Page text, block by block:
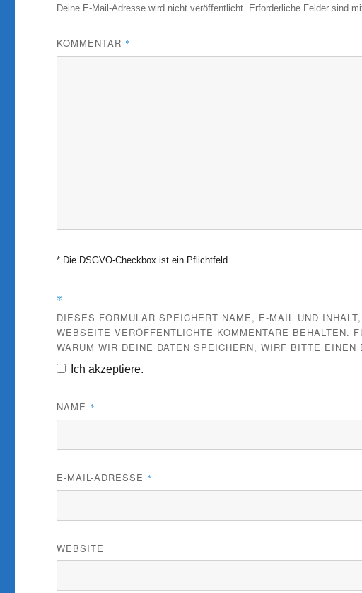
Deine E-Mail-Adresse wird nicht veröffentlicht. Erforderliche Felder sind
KOMMENTAR *
* Die DSGVO-Checkbox ist ein Pflichtfeld
*
DIESES FORMULAR SPEICHERT NAME, E-MAIL UND
WEBSEITE VERÖFFENTLICHTE KOMMENTARE BEHALTEN.
WARUM WIR DEINE DATEN SPEICHERN, WIRF BITTE EINEN
Ich akzeptiere.
NAME *
E-MAIL-ADRESSE *
WEBSITE